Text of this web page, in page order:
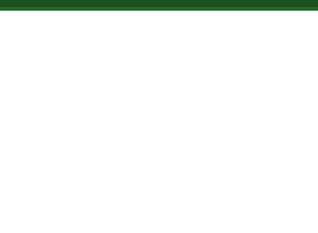
Skip to main content